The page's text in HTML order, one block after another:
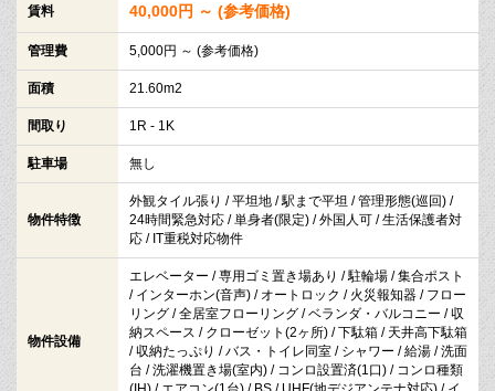
賃料 40,000円 ～ (参考価格)
管理費 5,000円 ～ (参考価格)
面積 21.60m2
間取り 1R - 1K
駐車場 無し
物件特徴
外観タイル張り / 平坦地 / 駅まで平坦 / 管理形態(巡回) /
24時間緊急対応 / 単身者(限定) / 外国人可 / 生活保護者対
応 / IT重税対応物件
物件設備
エレベーター / 専用ゴミ置き場あり / 駐輪場 / 集合ポスト
/ インターホン(音声) / オートロック / 火災報知器 / フロー
リング / 全居室フローリング / ベランダ・バルコニー / 収
納スペース / クローゼット(2ヶ所) / 下駄箱 / 天井高下駄箱
/ 収納たっぷり / バス・トイレ同室 / シャワー / 給湯 / 洗面
台 / 洗濯機置き場(室内) / コンロ設置済(1口) / コンロ種類